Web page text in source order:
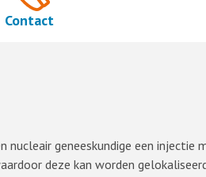
Contact
nucleair geneeskundige een
deze kan worden